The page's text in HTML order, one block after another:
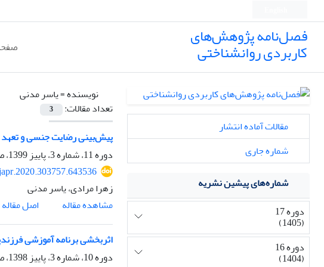
فصل‌نامه پژوهش‌های
کاربردی روانشناختی
نویسنده =یاسر مدنی
تعداد مقالات:
3
پیش‌بینی رضایت جنسی و تعهد
دوره 11، شماره 3، پاییز 1399، صفحه
زهرا مرادی، یاسر مدنی
مشاهده مقاله
اصل مقاله
اثربخشی برنامه‌ آموزشی
دوره 10، شماره 3، پاییز 1398، صفحه
مقالات آماده انتشار
شماره جاری
شماره‌های پیشین نشریه
دوره 17
(1405)
دوره 16
(1404)